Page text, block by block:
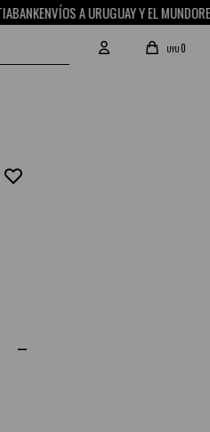
ENVÍOS A URUGUAY Y EL MUNDO
UYU0